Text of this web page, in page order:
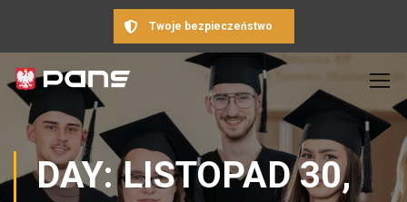
Twoje bezpieczeństwo
DAY: LISTOPAD 30,